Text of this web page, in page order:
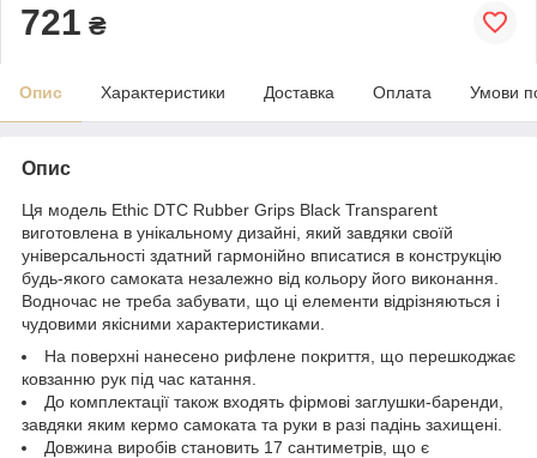
721 ₴
Опис Характеристики Доставка Оплата Умови
Опис
Ця модель Ethic DTC Rubber Grips Black Transparent
виготовлена в унікальному дизайні, який завдяки своїй
універсальності здатний гармонійно вписатися в конструкцію
будь-якого самоката незалежно від кольору його виконання.
Водночас не треба забувати, що ці елементи відрізняються і
чудовими якісними характеристиками.
На поверхні нанесено рифлене покриття, що перешкоджає
ковзанню рук під час катання.
До комплектації також входять фірмові заглушки-баренди,
завдяки яким кермо самоката та руки в разі падінь захищені.
Довжина виробів становить 17 сантиметрів, що є